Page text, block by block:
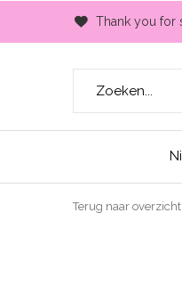
Thank you for
Terug naar overzicht